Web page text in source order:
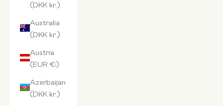
(DKK kr.)
Australia
(DKK kr.)
Austria
(EUR €)
Azerbaijan
(DKK kr.)